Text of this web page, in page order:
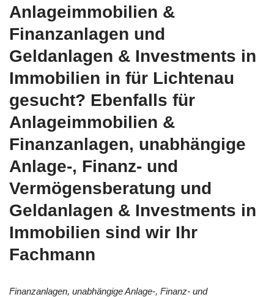
Anlageimmobilien &
Finanzanlagen und
Geldanlagen & Investments in
Immobilien in für Lichtenau
gesucht? Ebenfalls für
Anlageimmobilien &
Finanzanlagen, unabhängige
Anlage-, Finanz- und
Vermögensberatung und
Geldanlagen & Investments in
Immobilien sind wir Ihr
Fachmann
Finanzanlagen, unabhängige Anlage-, Finanz- und